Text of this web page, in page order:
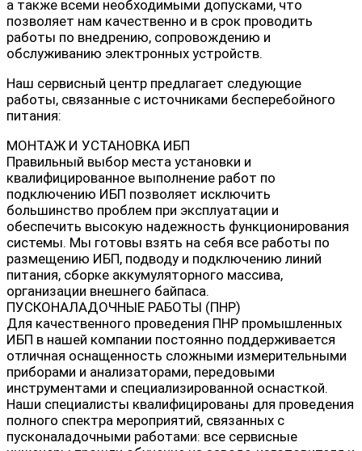
а также всеми необходимыми допусками, что
позволяет нам качественно и в срок проводить
работы по внедрению, сопровождению и
обслуживанию электронных устройств.
Наш сервисный центр предлагает следующие
работы, связанные с источниками бесперебойного
питания:
МОНТАЖ И УСТАНОВКА ИБП
Правильный выбор места установки и
квалифицированное выполнение работ по
подключению ИБП позволяет исключить
большинство проблем при эксплуатации и
обеспечить высокую надежность функционирования
системы. Мы готовы взять на себя все работы по
размещению ИБП, подводу и подключению линий
питания, сборке аккумуляторного массива,
организации внешнего байпаса.
ПУСКОНАЛАДОЧНЫЕ РАБОТЫ (ПНР)
Для качественного проведения ПНР промышленных
ИБП в нашей компании постоянно поддерживается
отличная оснащенность сложными измерительными
приборами и анализаторами, передовыми
инструментами и специализированной оснасткой.
Наши специалисты квалифицированы для проведения
полного спектра мероприятий, связанных с
пусконаладочными работами: все сервисные